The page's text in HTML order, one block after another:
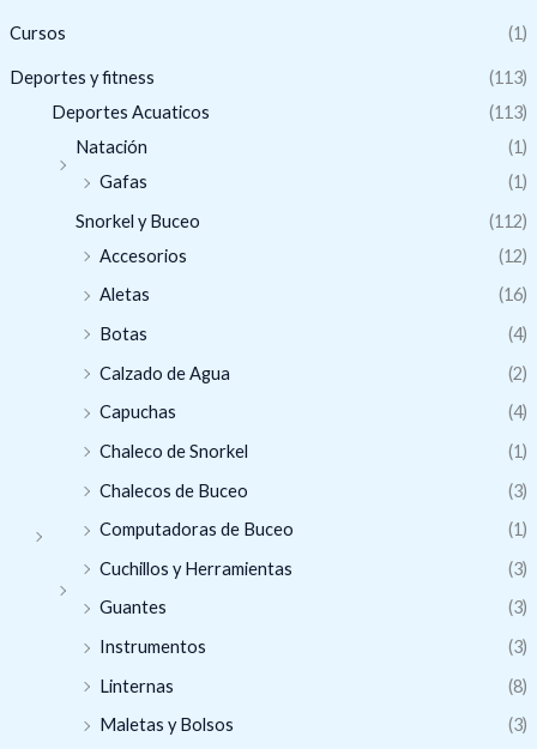
Cursos (1)
Deportes y fitness
(113)
Deportes Acuaticos
(113)
Natación
(1)
Gafas
(1)
Snorkel y Buceo
(112)
Accesorios
(12)
Aletas
(16)
Botas
(4)
Calzado de Agua
(2)
Capuchas
(4)
Chaleco de Snorkel
(1)
Chalecos de Buceo
(3)
Computadoras de Buceo
(1)
Cuchillos y Herramientas
(3)
Guantes
(3)
Instrumentos
(3)
Linternas
(8)
Maletas y Bolsos
(3)